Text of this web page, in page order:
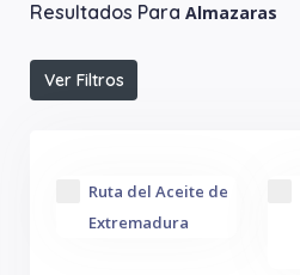
Resultados Para Almazaras
Ver Filtros
Ruta del Aceite de
Extremadura